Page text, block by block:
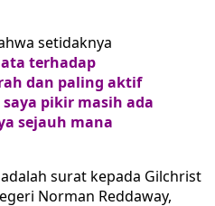
setidaknya
terhadap
dan paling aktif
pikir masih ada
sejauh mana
surat kepada Gilchrist
Norman Reddaway,